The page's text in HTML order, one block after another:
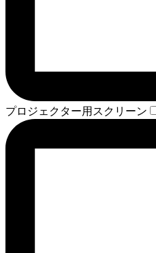
プロジェクター用スクリーン